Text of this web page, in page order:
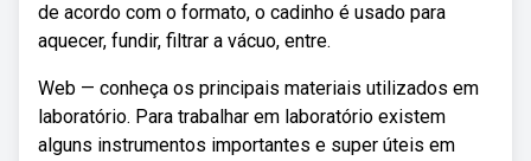
de acordo com o formato, o cadinho é usado para
aquecer, fundir, filtrar a vácuo, entre.
Web — conheça os principais materiais utilizados em
laboratório. Para trabalhar em laboratório existem
alguns instrumentos importantes e super úteis em